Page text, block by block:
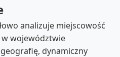
analizuje miejscowość
w województwie
dynamiczny